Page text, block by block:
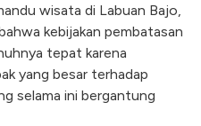
wisata di Labuan Bajo,
kebijakan pembatasan
tepat karena
yang besar terhadap
selama ini bergantung